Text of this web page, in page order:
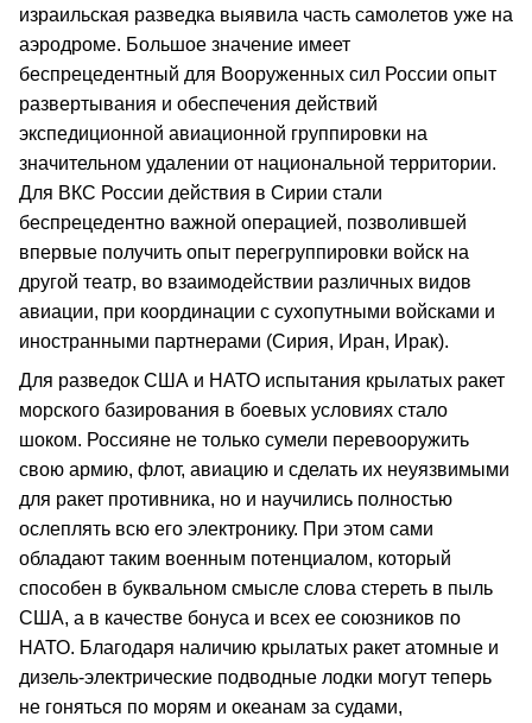
израильская разведка выявила часть самолетов уже на
аэродроме. Большое значение имеет
беспрецедентный для Вооруженных сил России опыт
развертывания и обеспечения действий
экспедиционной авиационной группировки на
значительном удалении от национальной территории.
Для ВКС России действия в Сирии стали
беспрецедентно важной операцией, позволившей
впервые получить опыт перегруппировки войск на
другой театр, во взаимодействии различных видов
авиации, при координации с сухопутными войсками и
иностранными партнерами (Сирия, Иран, Ирак).
Для разведок США и НАТО испытания крылатых ракет
морского базирования в боевых условиях стало
шоком. Россияне не только сумели перевооружить
свою армию, флот, авиацию и сделать их неуязвимыми
для ракет противника, но и научились полностью
ослеплять всю его электронику. При этом сами
обладают таким военным потенциалом, который
способен в буквальном смысле слова стереть в пыль
США, а в качестве бонуса и всех ее союзников по
НАТО. Благодаря наличию крылатых ракет атомные и
дизель-электрические подводные лодки могут теперь
не гоняться по морям и океанам за судами,